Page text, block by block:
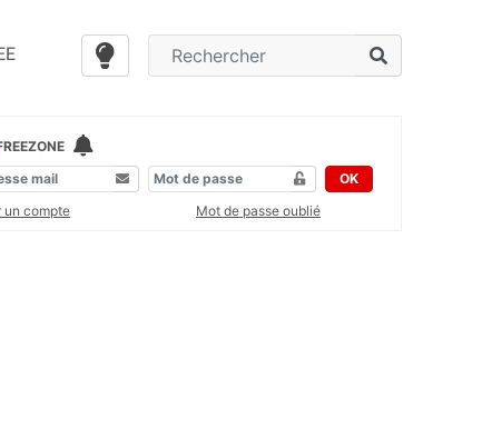
OK
un compte
Mot de passe oublié